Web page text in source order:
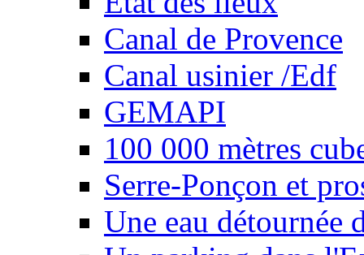
Canal de Provence
Canal usinier /Edf
GEMAPI
100 000 mètres
Serre-Ponçon et
Une eau détournée